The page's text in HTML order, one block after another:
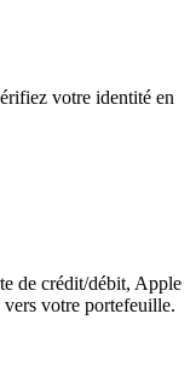
votre identité en
de crédit/débit, Apple
votre portefeuille.